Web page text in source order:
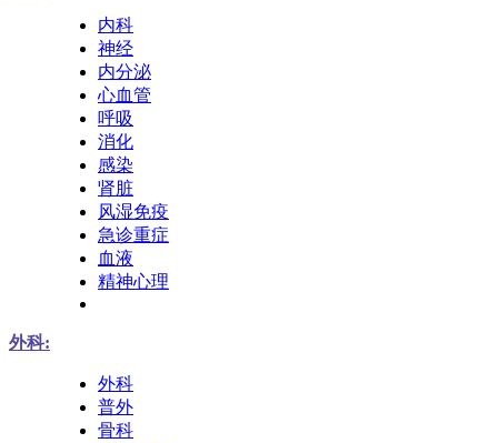
内科
神经
内分泌
心血管
呼吸
消化
感染
肾脏
风湿免疫
急诊重症
血液
精神心理
外科:
外科
普外
骨科